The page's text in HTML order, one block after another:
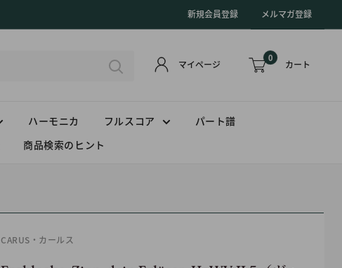
新規会員登録 メルマガ登録
マイページ
0
カート
ハーモニカ フルスコア
パート譜
商品検索のヒント
CARUS・カールス